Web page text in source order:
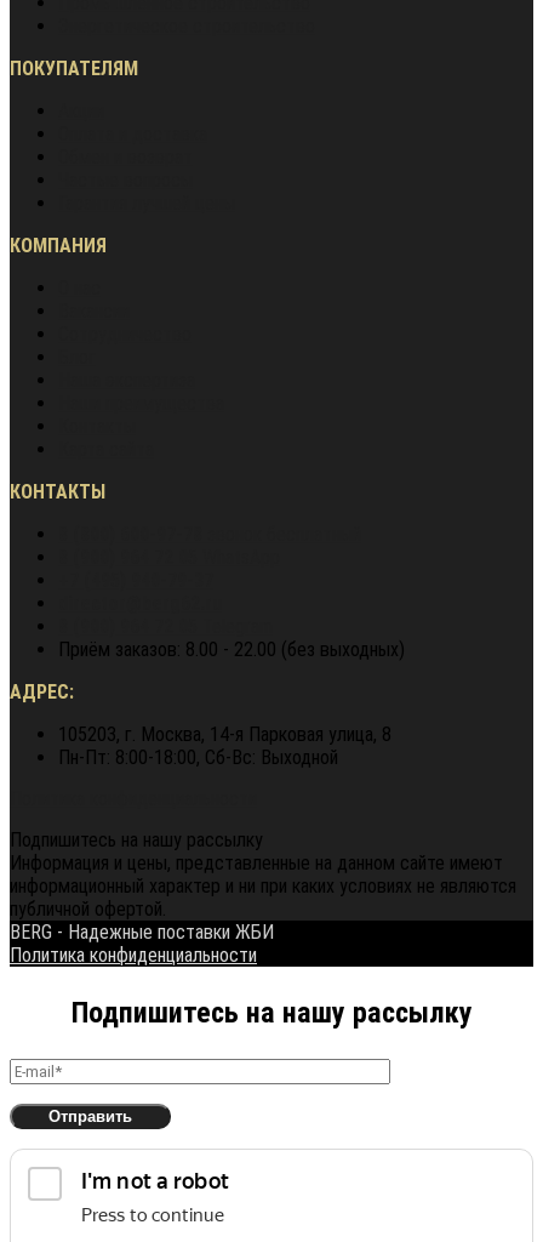
ПОКУПАТЕЛЯМ
КОМПАНИЯ
КОНТАКТЫ
Приём заказов: 8.00 - 22.00 (без выходных)
АДРЕС:
105203, г. Москва, 14-я Парковая улица, 8
Пн-Пт: 8:00-18:00, Сб-Вс: Выходной
Подпишитесь на нашу рассылку
Информация и цены, представленные на данном сайте имеют
информационный характер и ни при каких условиях не являются
публичной офертой.
BERG - Надежные поставки ЖБИ
Политика конфиденциальности
Подпишитесь на нашу рассылку